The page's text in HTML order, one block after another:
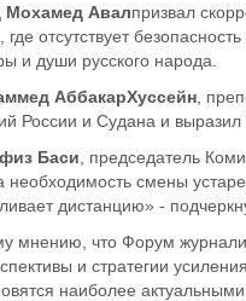
Мохамед Авалпризвал
где отсутствует
и души русского народа.
АббакарХуссейн ,
России и Судана и
Баси , председатель
необходимость смены
дистанцию» -
мнению, что Форум
и стратегии усиления
наиболее